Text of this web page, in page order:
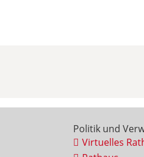
Politik und
Virtuelles